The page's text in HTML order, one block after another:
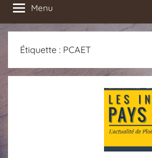
Menu
Étiquette : PCAET